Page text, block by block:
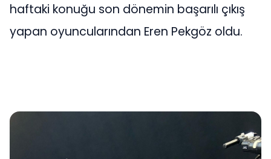
haftaki konuğu son dönemin başarılı çıkış
yapan oyuncularından Eren Pekgöz oldu.